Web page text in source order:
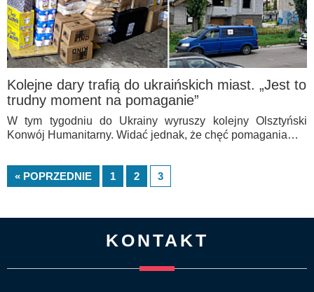
Kolejne dary trafią do ukraińskich miast. „Jest to
trudny moment na pomaganie”
W tym tygodniu do Ukrainy wyruszy kolejny Olsztyński
Konwój Humanitarny. Widać jednak, że chęć pomagania…
« POPRZEDNIE 1 2 3
KONTAKT